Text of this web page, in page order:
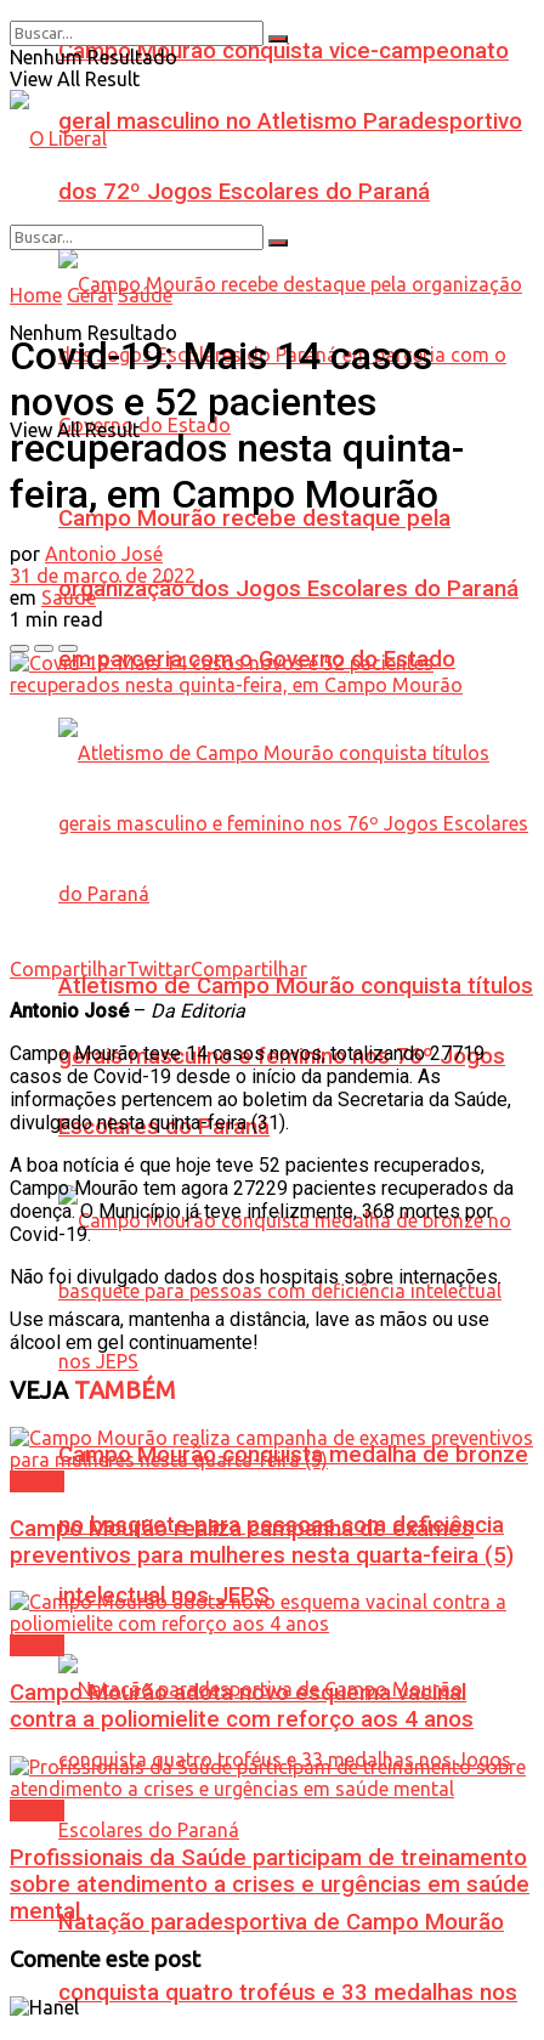
Campo Mourão conquista vice-campeonato
geral masculino no Atletismo Paradesportivo
dos 72º Jogos Escolares do Paraná
Campo Mourão recebe destaque pela
organização dos Jogos Escolares do Paraná
em parceria com o Governo do Estado
Atletismo de Campo Mourão conquista títulos
gerais masculino e feminino nos 76º Jogos
Escolares do Paraná
Campo Mourão conquista medalha de bronze
no basquete para pessoas com deficiência
intelectual nos JEPS
Natação paradesportiva de Campo Mourão
conquista quatro troféus e 33 medalhas nos
Nenhum Resultado
View All Result
Nenhum Resultado
View All Result
Home Geral Saúde
Covid-19: Mais 14 casos
novos e 52 pacientes
recuperados nesta quinta-
feira, em Campo Mourão
por Antonio José
31 de março de 2022
em Saúde
1 min read
CompartilharTwittarCompartilhar
Antonio José– Da Editoria
Campo Mourão teve 14 casos novos, totalizando 27719
casos de Covid-19 desde o início da pandemia. As
informações pertencem ao boletim da Secretaria da Saúde,
divulgado nesta quinta-feira (31).
A boa notícia é que hoje teve 52 pacientes recuperados,
Campo Mourão tem agora 27229 pacientes recuperados da
doença. O Município já teve infelizmente, 368 mortes por
Covid-19.
Não foi divulgado dados dos hospitais sobre internações.
Use máscara, mantenha a distância, lave as mãos ou use
álcool em gel continuamente!
VEJATAMBÉM
Campo Mourão realiza campanha de exames
preventivos para mulheres nesta quarta-feira (5)
Campo Mourão adota novo esquema vacinal
contra a poliomielite com reforço aos 4 anos
Profissionais da Saúde participam de treinamento
sobre atendimento a crises e urgências em saúde
mental
Comente este post